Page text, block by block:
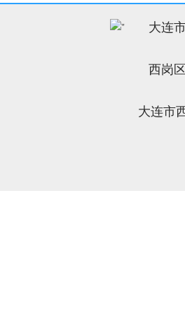
"
大连
西岗
大连市